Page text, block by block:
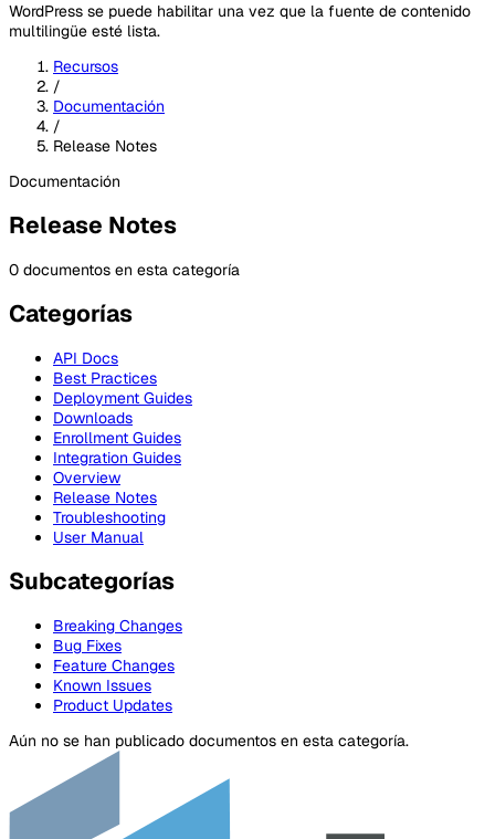
WordPress se puede habilitar una vez que la fuente de contenido
multilingüe esté lista.
Recursos
/
Documentación
/
Release Notes
Documentación
Release Notes
0 documentos en esta categoría
Categorías
API Docs
Best Practices
Deployment Guides
Downloads
Enrollment Guides
Integration Guides
Overview
Release Notes
Troubleshooting
User Manual
Subcategorías
Breaking Changes
Bug Fixes
Feature Changes
Known Issues
Product Updates
Aún no se han publicado documentos en esta categoría.